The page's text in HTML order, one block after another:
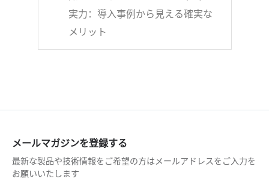
実力：導入事例から見える確実な
メリット
メールマガジンを登録する
最新な製品や技術情報をご希望の方はメールアドレスをご入力を
お願いいたします